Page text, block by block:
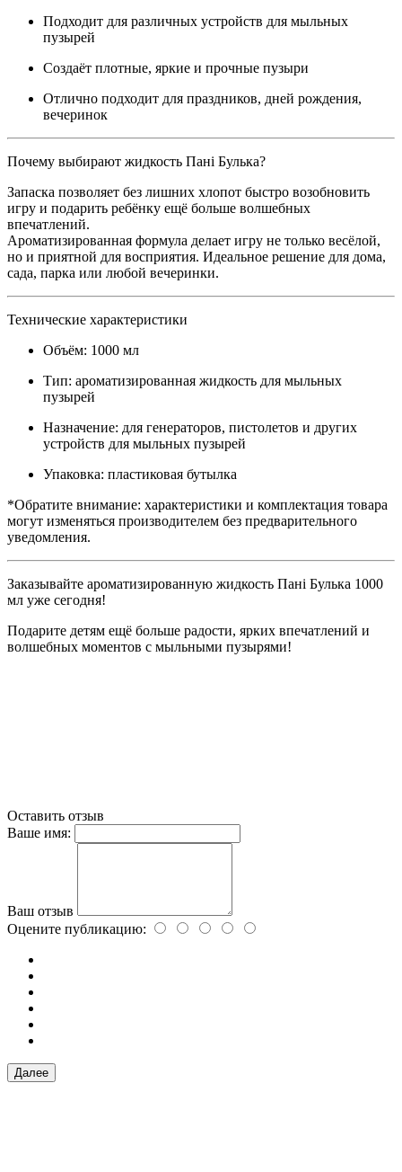
Подходит для различных устройств для мыльных
пузырей
Создаёт плотные, яркие и прочные пузыри
Отлично подходит для праздников, дней рождения,
вечеринок
Почему выбирают жидкость Пані Булька?
Запаска позволяет без лишних хлопот быстро возобновить
игру и подарить ребёнку ещё больше волшебных
впечатлений.
Ароматизированная формула делает игру не только весёлой,
но и приятной для восприятия. Идеальное решение для дома,
сада, парка или любой вечеринки.
Технические характеристики
Объём: 1000 мл
Тип: ароматизированная жидкость для мыльных
пузырей
Назначение: для генераторов, пистолетов и других
устройств для мыльных пузырей
Упаковка: пластиковая бутылка
*Обратите внимание: характеристики и комплектация товара
могут изменяться производителем без предварительного
уведомления.
Заказывайте ароматизированную жидкость Пані Булька 1000
мл уже сегодня!
Подарите детям ещё больше радости, ярких впечатлений и
волшебных моментов с мыльными пузырями!
Оставить отзыв
Ваше имя:
Ваш отзыв
Оцените публикацию:
Далее